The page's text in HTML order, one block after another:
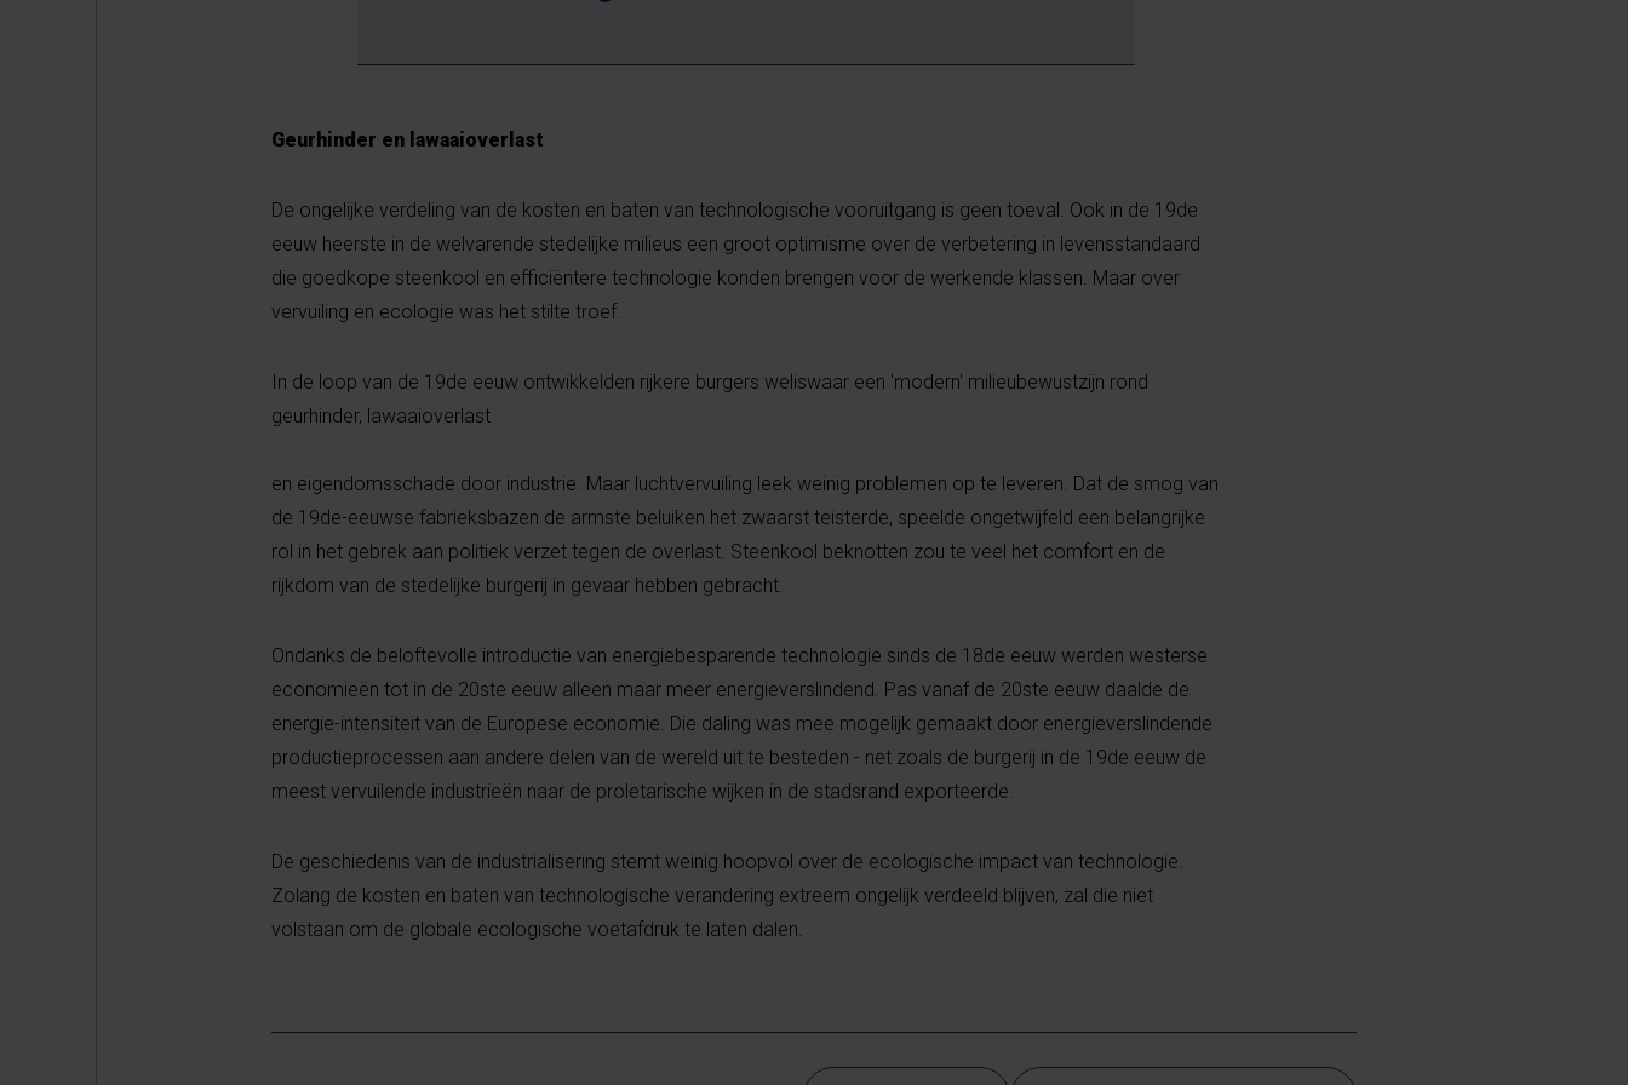
Geurhinder en lawaaioverlast
De ongelijke verdeling van de kosten en baten van technologische vooruitgang is geen toeval. Ook in de 19de
eeuw heerste in de welvarende stedelijke milieus een groot optimisme over de verbetering in levensstandaard
die goedkope steenkool en efficiëntere technologie konden brengen voor de werkende klassen. Maar over
vervuiling en ecologie was het stilte troef.
In de loop van de 19de eeuw ontwikkelden rijkere burgers weliswaar een 'modern' milieubewustzijn rond
geurhinder, lawaaioverlast
en eigendomsschade door industrie. Maar luchtvervuiling leek weinig problemen op te leveren. Dat de smog van
de 19de-eeuwse fabrieksbazen de armste beluiken het zwaarst teisterde, speelde ongetwijfeld een belangrijke
rol in het gebrek aan politiek verzet tegen de overlast. Steenkool beknotten zou te veel het comfort en de
rijkdom van de stedelijke burgerij in gevaar hebben gebracht.
Ondanks de beloftevolle introductie van energiebesparende technologie sinds de 18de eeuw werden westerse
economieën tot in de 20ste eeuw alleen maar meer energieverslindend. Pas vanaf de 20ste eeuw daalde de
energie-intensiteit van de Europese economie. Die daling was mee mogelijk gemaakt door energieverslindende
productieprocessen aan andere delen van de wereld uit te besteden - net zoals de burgerij in de 19de eeuw de
meest vervuilende industrieën naar de proletarische wijken in de stadsrand exporteerde.
De geschiedenis van de industrialisering stemt weinig hoopvol over de ecologische impact van technologie.
Zolang de kosten en baten van technologische verandering extreem ongelijk verdeeld blijven, zal die niet
volstaan om de globale ecologische voetafdruk te laten dalen.